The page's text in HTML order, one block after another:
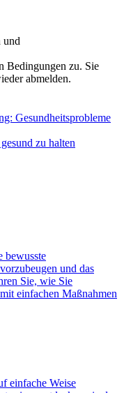
und
Bedingungen zu. Sie
abmelden.
Gesundheitsprobleme
zu halten
bewusste
und das
Sie, wie Sie
einfachen Maßnahmen
einfache Weise